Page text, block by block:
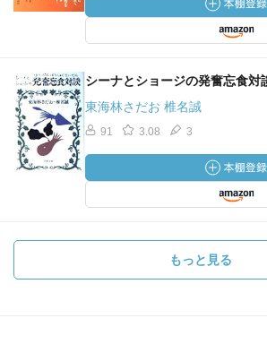
シーナとショージの発奮忘食対
東海林さだお 椎名誠
91 3.08 3
もっと見る